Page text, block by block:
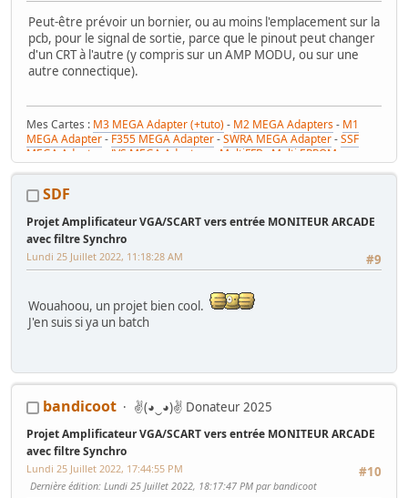
Peut-être prévoir un bornier, ou au moins l'emplacement sur la
pcb, pour le signal de sortie, parce que le pinout peut changer
d'un CRT à l'autre (y compris sur un AMP MODU, ou sur une
autre connectique).
Mes Cartes : M3 MEGA Adapter (+tuto) - M2 MEGA Adapters- M1
MEGA Adapter- F355 MEGA Adapter-SWRA MEGA Adapter-SSF
MEGA Adapter
JVS MEGA Adapters
MultiFFB : Multi EPROM pour
RaceCab Multi sur Initial D
Mes WIP :Fast & Furious Super Bikes-Daytona USA 2 Twin-Time
Crisis 4 DX-Pole Position Upright
SDF
Projet Amplificateur VGA/SCART vers entrée MONITEUR ARCADE
avec filtre Synchro
#9
Lundi 25 Juillet 2022, 11:18:28 AM
Wouahoou, un projet bien cool.
J'en suis si ya un batch
bandicoot ✌(◕‿◕)✌ Donateur 2025
Projet Amplificateur VGA/SCART vers entrée MONITEUR ARCADE
avec filtre Synchro
#10
Lundi 25 Juillet 2022, 17:44:55 PM
Dernière édition: Lundi 25 Juillet 2022, 18:17:47 PM par bandicoot